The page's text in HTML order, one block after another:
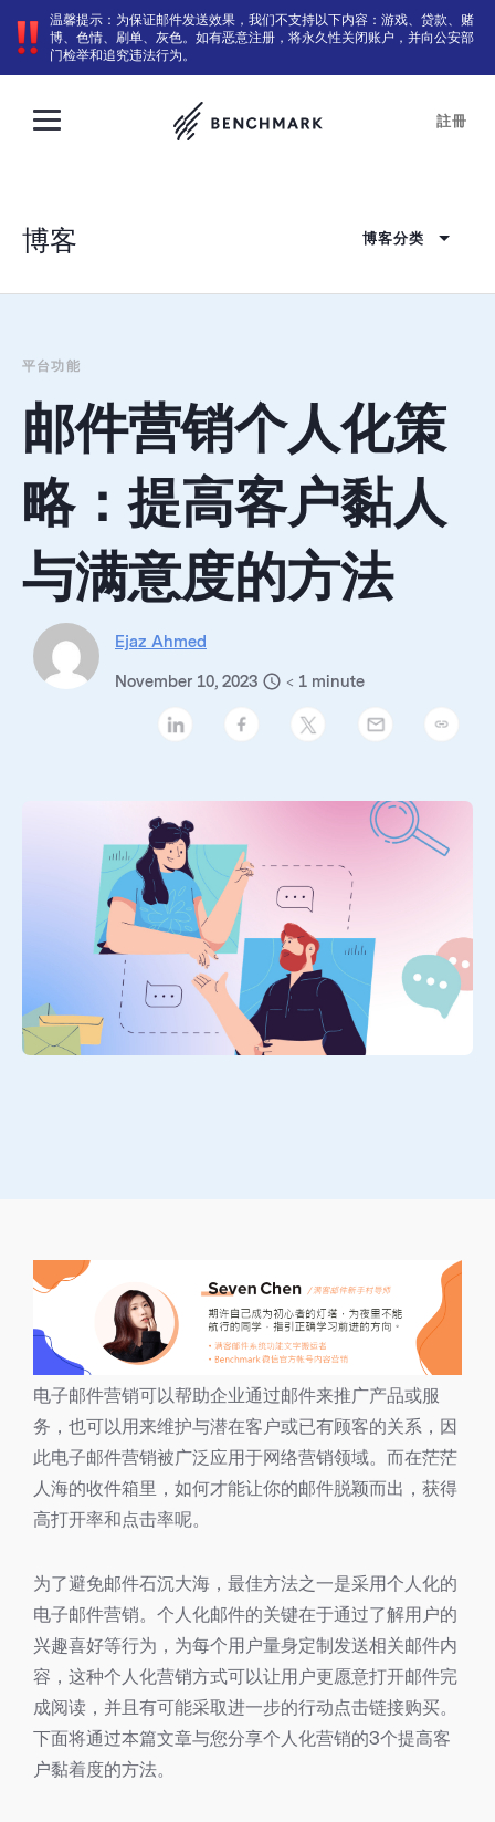
温馨提示：为保证邮件发送效果，我们不支持以下内容：游戏、贷款、赌
博、色情、刷单、灰色。如有恶意注册，将永久性关闭账户，并向公安部
门检举和追究违法行为。
註冊
博客 博客分类
平台功能
邮件营销个人化策
略：提高客户黏人
与满意度的方法
Ejaz Ahmed
November 10, 2023 < 1 minute
电子邮件营销可以帮助企业通过邮件来推广产品或服
务，也可以用来维护与潜在客户或已有顾客的关系，因
此电子邮件营销被广泛应用于网络营销领域。而在茫茫
人海的收件箱里，如何才能让你的邮件脱颖而出，获得
高打开率和点击率呢。
为了避免邮件石沉大海，最佳方法之一是采用个人化的
电子邮件营销。个人化邮件的关键在于通过了解用户的
兴趣喜好等行为，为每个用户量身定制发送相关邮件内
容，这种个人化营销方式可以让用户更愿意打开邮件完
成阅读，并且有可能采取进一步的行动点击链接购买。
下面将通过本篇文章与您分享个人化营销的3个提高客
户黏着度的方法。